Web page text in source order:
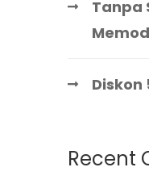
Tanpa
Diskon
Recent